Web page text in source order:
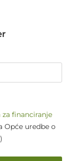
financiranje
Opće uredbe o